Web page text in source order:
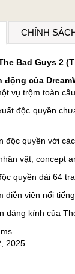
CHÍNH
Bad Guys 2
động của
vụ trộm toàn
độc quyền
độc quyền với
vật, concept
quyền dài 64
diễn viên nổi
đáng kính của
22, 2025